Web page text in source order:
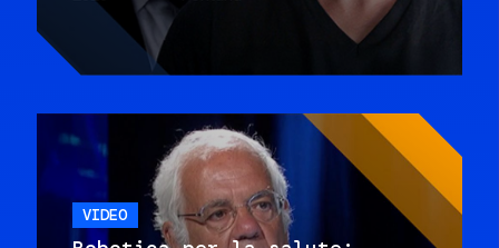
VIDEO